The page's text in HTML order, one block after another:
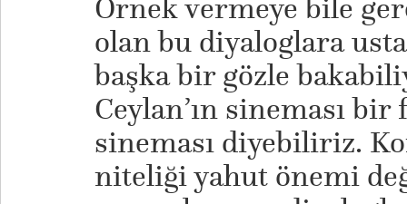
Örnek vermeye bile
olan bu diyaloglara
başka bir gözle
Ceylan’ın sineması
sineması diyebiliriz.
niteliği yahut önemi